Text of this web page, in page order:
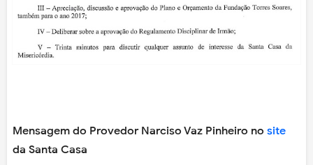
Mensagem do Provedor Narciso Vaz Pinheiro no site
da Santa Casa